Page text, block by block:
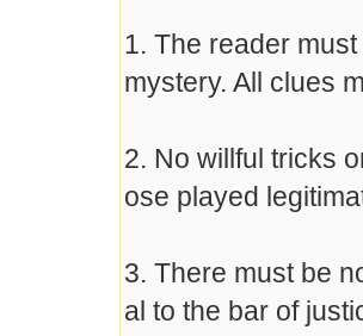
1. The reader
mystery. All clues
2. No willful tricks
ose played
3. There must be
al to the bar of